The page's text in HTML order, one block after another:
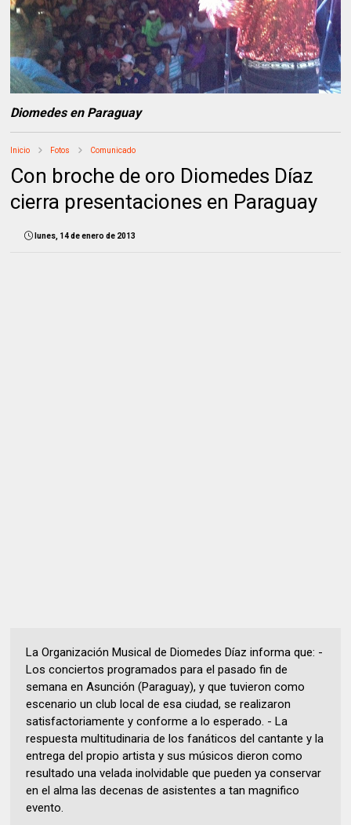
Diomedes en Paraguay
Inicio Fotos Comunicado
Con broche de oro Diomedes Díaz
cierra presentaciones en Paraguay
lunes, 14 de enero de 2013
La Organización Musical de Diomedes Díaz informa que: -
Los conciertos programados para el pasado fin de
semana en Asunción (Paraguay), y que tuvieron como
escenario un club local de esa ciudad, se realizaron
satisfactoriamente y conforme a lo esperado. - La
respuesta multitudinaria de los fanáticos del cantante y la
entrega del propio artista y sus músicos dieron como
resultado una velada inolvidable que pueden ya conservar
en el alma las decenas de asistentes a tan magnifico
evento.